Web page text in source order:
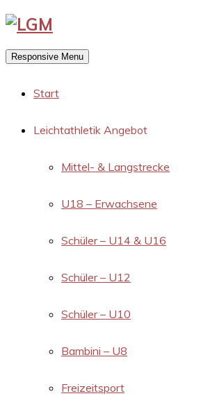
Responsive Menu
Start
Leichtathletik Angebot
Mittel- & Langstrecke
U18 – Erwachsene
Schüler – U14 & U16
Schüler – U12
Schüler – U10
Bambini – U8
Freizeitsport